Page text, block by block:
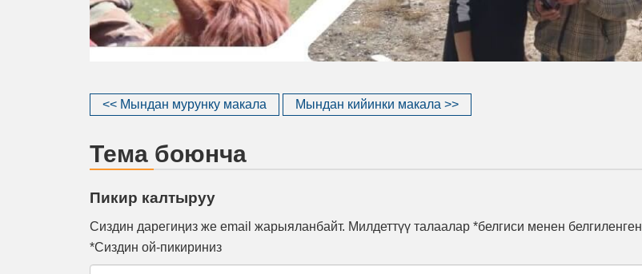
<< Мындан мурунку макала Мындан кийинки макала >>
Тема боюнча
Пикир калтыруу
Сиздин дарегиңиз же email жарыяланбайт. Милдеттүү талаалар *белгиси менен белгиленген
*Сиздин ой-пикириниз